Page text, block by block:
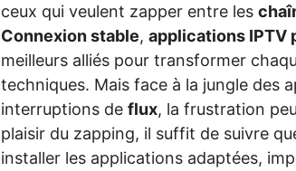
ceux qui veulent zapper entre les
Connexion stable, applications IPTV
meilleurs alliés pour transformer
techniques. Mais face à la jungle des
interruptions de flux, la frustration
plaisir du zapping, il suffit de suivre
installer les applications adaptées,